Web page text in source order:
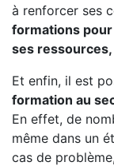
à renforcer ses
formations
ses
Et enfin, il est
formation au
En effet, de
même dans un
cas de